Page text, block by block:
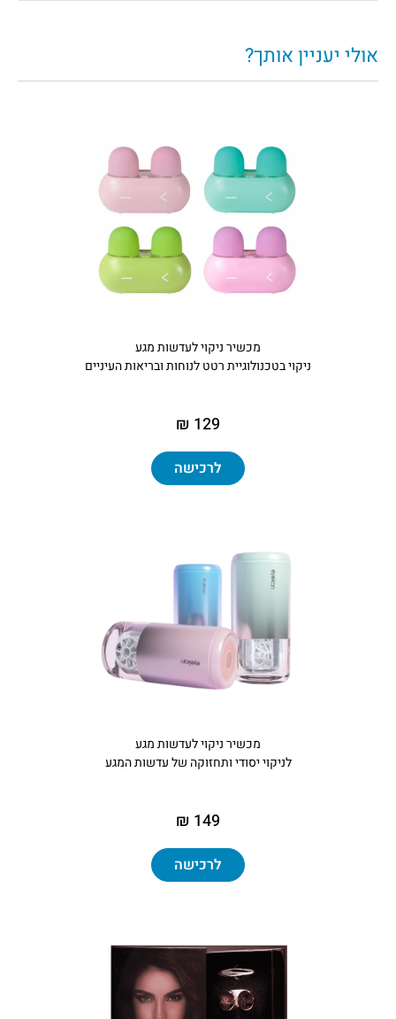
אולי יעניין אותך?
מכשיר ניקוי לעדשות מגע
ניקוי בטכנולוגיית רטט לנוחות ובריאות העיניים
129 ₪
לרכישה
מכשיר ניקוי לעדשות מגע
לניקוי יסודי ותחזוקה של עדשות המגע
149 ₪
לרכישה